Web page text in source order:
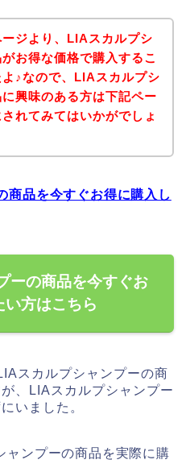
ジより、LIAスカルプシ
お得な価格で購入するこ
♪なので、LIAスカルプシ
興味のある方は下記ペー
れてみてはいかがでしょ
商品を今すぐお得に購入し
ーの商品を今すぐお
方はこちら
スカルプシャンプーの商
、LIAスカルプシャンプー
いました。
ャンプーの商品を実際に購